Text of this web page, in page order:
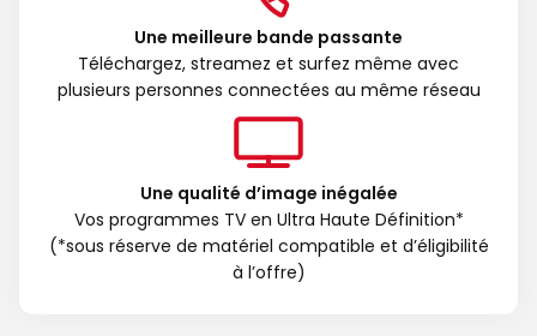
Une meilleure bande passante
Téléchargez, streamez et surfez même avec
plusieurs personnes connectées au même réseau
Une qualité d’image inégalée
Vos programmes TV en Ultra Haute Définition*
(*sous réserve de matériel compatible et d’éligibilité
à l’offre)